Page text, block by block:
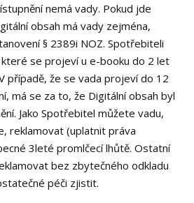
nemá vady. Pokud jde
obsah má vady zejména,
§ 2389i NOZ. Spotřebiteli
se projeví u e-booku do 2 let
případě, že se vada projeví do 12
má se za to, že Digitální obsah byl
Jako Spotřebitel můžete vadu,
reklamovat (uplatnit práva
3leté promlčecí lhůtě. Ostatní
bez zbytečného odkladu
péči zjistit.